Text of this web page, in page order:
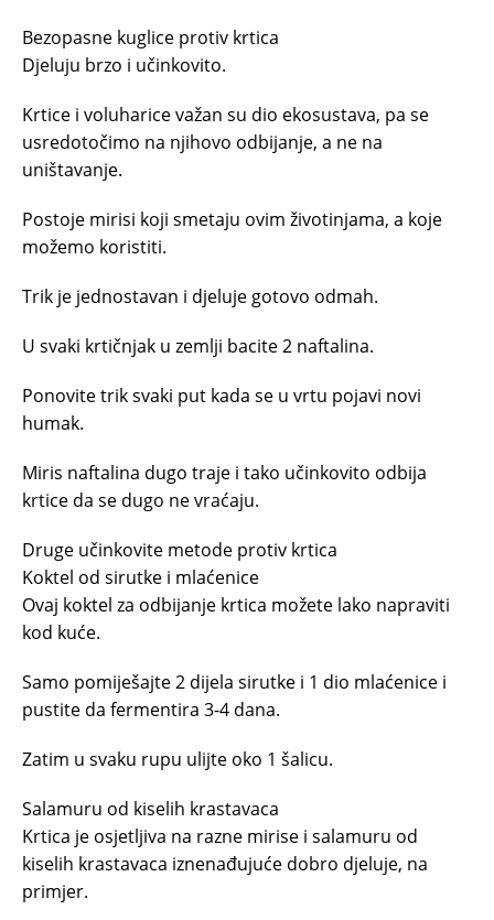
Bezopasne kuglice protiv krtica
Djeluju brzo i učinkovito.
Krtice i voluharice važan su dio ekosustava, pa se
usredotočimo na njihovo odbijanje, a ne na
uništavanje.
Postoje mirisi koji smetaju ovim životinjama, a koje
možemo koristiti.
Trik je jednostavan i djeluje gotovo odmah.
U svaki krtičnjak u zemlji bacite 2 naftalina.
Ponovite trik svaki put kada se u vrtu pojavi novi
humak.
Miris naftalina dugo traje i tako učinkovito odbija
krtice da se dugo ne vraćaju.
Druge učinkovite metode protiv krtica
Koktel od sirutke i mlaćenice
Ovaj koktel za odbijanje krtica možete lako napraviti
kod kuće.
Samo pomiješajte 2 dijela sirutke i 1 dio mlaćenice i
pustite da fermentira 3-4 dana.
Zatim u svaku rupu ulijte oko 1 šalicu.
Salamuru od kiselih krastavaca
Krtica je osjetljiva na razne mirise i salamuru od
kiselih krastavaca iznenađujuće dobro djeluje, na
primjer.